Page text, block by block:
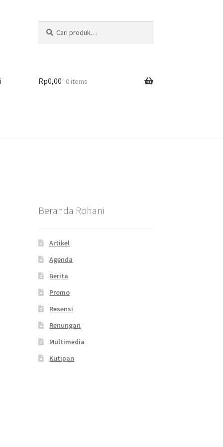
untuk:
Rp0,00 0 items
Beranda Rohani
Artikel
Agenda
Berita
Promo
Resensi
Renungan
Multimedia
Kutipan